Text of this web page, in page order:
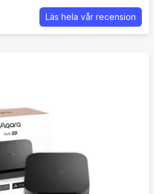
TV så är detta ett bra
varumärken och tusentals
Läs hela vår recension